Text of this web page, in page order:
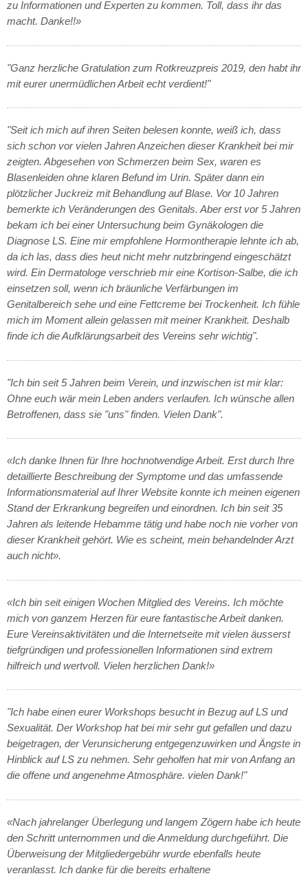
zu Informationen und Experten zu kommen. Toll, dass ihr das
macht. Danke!!»
"Ganz herzliche Gratulation zum Rotkreuzpreis 2019, den habt ihr
mit eurer unermüdlichen Arbeit echt verdient!"
"Seit ich mich auf ihren Seiten belesen konnte, weiß ich, dass
sich schon vor vielen Jahren Anzeichen dieser Krankheit bei mir
zeigten. Abgesehen von Schmerzen beim Sex, waren es
Blasenleiden ohne klaren Befund im Urin. Später dann ein
plötzlicher Juckreiz mit Behandlung auf Blase. Vor 10 Jahren
bemerkte ich Veränderungen des Genitals. Aber erst vor 5 Jahren
bekam ich bei einer Untersuchung beim Gynäkologen die
Diagnose LS. Eine mir empfohlene Hormontherapie lehnte ich ab,
da ich las, dass dies heut nicht mehr nutzbringend eingeschätzt
wird. Ein Dermatologe verschrieb mir eine Kortison-Salbe, die ich
einsetzen soll, wenn ich bräunliche Verfärbungen im
Genitalbereich sehe und eine Fettcreme bei Trockenheit. Ich fühle
mich im Moment allein gelassen mit meiner Krankheit. Deshalb
finde ich die Aufklärungsarbeit des Vereins sehr wichtig".
"Ich bin seit 5 Jahren beim Verein, und inzwischen ist mir klar:
Ohne euch wär mein Leben anders verlaufen. Ich wünsche allen
Betroffenen, dass sie "uns" finden. Vielen Dank".
«Ich danke Ihnen für Ihre hochnotwendige Arbeit. Erst durch Ihre
detaillierte Beschreibung der Symptome und das umfassende
Informationsmaterial auf Ihrer Website konnte ich meinen eigenen
Stand der Erkrankung begreifen und einordnen. Ich bin seit 35
Jahren als leitende Hebamme tätig und habe noch nie vorher von
dieser Krankheit gehört. Wie es scheint, mein behandelnder Arzt
auch nicht».
«Ich bin seit einigen Wochen Mitglied des Vereins. Ich möchte
mich von ganzem Herzen für eure fantastische Arbeit danken.
Eure Vereinsaktivitäten und die Internetseite mit vielen äusserst
tiefgründigen und professionellen Informationen sind extrem
hilfreich und wertvoll. Vielen herzlichen Dank!»
"Ich habe einen eurer Workshops besucht in Bezug auf LS und
Sexualität. Der Workshop hat bei mir sehr gut gefallen und dazu
beigetragen, der Verunsicherung entgegenzuwirken und Ängste in
Hinblick auf LS zu nehmen. Sehr geholfen hat mir von Anfang an
die offene und angenehme Atmosphäre. vielen Dank!"
«Nach jahrelanger Überlegung und langem Zögern habe ich heute
den Schritt unternommen und die Anmeldung durchgeführt. Die
Überweisung der Mitgliedergebühr wurde ebenfalls heute
veranlasst. Ich danke für die bereits erhaltene